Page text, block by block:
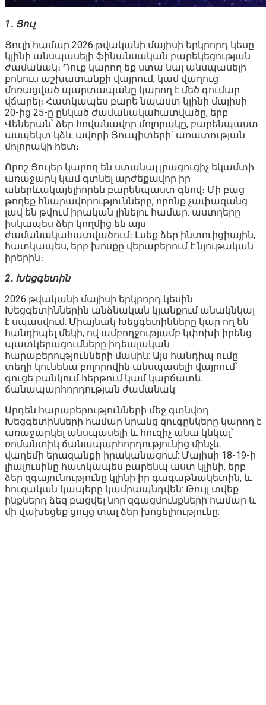
1․ Ցուլ
Ցուլի համար 2026 թվականի մայիսի երկրորդ կեսը
կլինի անսպասելի ֆինանսական բարեկեցության
ժամանակ։ Դուք կարող եք ստա նալ անսպասելի
բոնուս աշխատանքի վայրում, կամ վաղուց
մոռացված պարտապանը կարող է մեծ գումար
վճարել։ Հատկապես բարե նպաստ կլինի մայիսի
20-ից 25-ը ընկած ժամանակահատվածը, երբ
Վեներան՝ ձեր հովանավոր մոլորակը, բարենպաստ
ասպեկտ կձև ավորի Յուպիտերի՝ առատության
մոլորակի հետ։
Որոշ Ցուլեր կարող են ստանալ լրացուցիչ եկամտի
առաջարկ կամ գտնել արժեքավոր իր
աներևակայելիորեն բարենպաստ գնով։ Մի բաց
թողեք հնարավորությունները, որոնք չափազանց
լավ են թվում իրական լինելու համար. աստղերը
իսկապես ձեր կողմից են այս
ժամանակահատվածում։ Լսեք ձեր ինտուիցիային,
հատկապես, երբ խոսքը վերաբերում է նյութական
իրերին։
2․ Խեցգետին
2026 թվականի մայիսի երկրորդ կեսին
Խեցգետիններին անձնական կյանքում անակնկալ
է սպասվում: Միայնակ Խեցգետինները կար ող են
հանդիպել մեկի, ով ամբողջությամբ կփոխի իրենց
պատկերացումները իդեալական
հարաբերությունների մասին: Այս հանդիպ ումը
տեղի կունենա բոլորովին անսպասելի վայրում՝
գուցե բանկում հերթում կամ կարճատև
ճանապարհորդության ժամանակ:
Արդեն հարաբերությունների մեջ գտնվող
Խեցգետինների համար նրանց զուգընկերը կարող է
առաջարկել անսպասելի և հուզիչ անա կնկալ՝
ռոմանտիկ ճանապարհորդությունից մինչև
վաղեմի երազանքի իրականացում: Մայիսի 18-19-ի
լիալուսինը հատկապես բարենպ աստ կլինի, երբ
ձեր զգայունությունը կլինի իր գագաթնակետին, և
հուզական կապերը կամրապնդվեն: Թույլ տվեք
ինքներդ ձեզ բացվել նոր զգացմունքների համար և
մի վախեցեք ցույց տալ ձեր խոցելիությունը: